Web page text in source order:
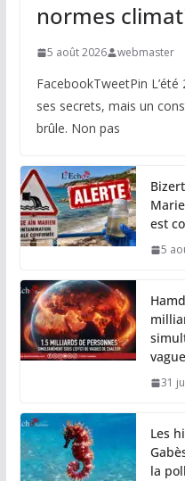
normes
5 août 2026 webmaster
FacebookTweetPin L’été
ses secrets, mais un
brûle. Non pas
est
5
31
Les
la